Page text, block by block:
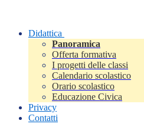
Didattica
Panoramica
Offerta formativa
I progetti delle classi
Calendario scolastico
Orario scolastico
Educazione Civica
Privacy
Contatti